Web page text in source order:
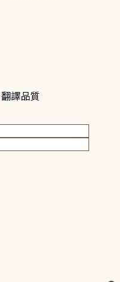
譯品質